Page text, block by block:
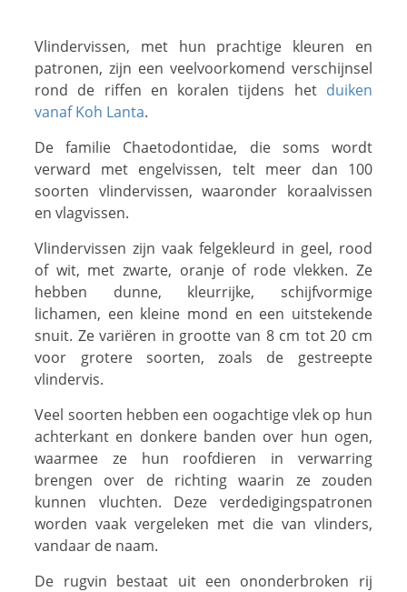
Clams & Oysters
Sponges
Bristle Worms
Jellyfish
Vlindervissen, met hun prachtige kleuren en
patronen, zijn een veelvoorkomend verschijnsel
rond de riffen en koralen tijdens het duiken
vanaf Koh Lanta.
De familie Chaetodontidae, die soms wordt
verward met engelvissen, telt meer dan 100
soorten vlindervissen, waaronder koraalvissen
en vlagvissen.
Vlindervissen zijn vaak felgekleurd in geel, rood
of wit, met zwarte, oranje of rode vlekken. Ze
hebben dunne, kleurrijke, schijfvormige
lichamen, een kleine mond en een uitstekende
snuit. Ze variëren in grootte van 8 cm tot 20 cm
voor grotere soorten, zoals de gestreepte
vlindervis.
Veel soorten hebben een oogachtige vlek op hun
achterkant en donkere banden over hun ogen,
waarmee ze hun roofdieren in verwarring
brengen over de richting waarin ze zouden
kunnen vluchten. Deze verdedigingspatronen
worden vaak vergeleken met die van vlinders,
vandaar de naam.
De rugvin bestaat uit een ononderbroken rij